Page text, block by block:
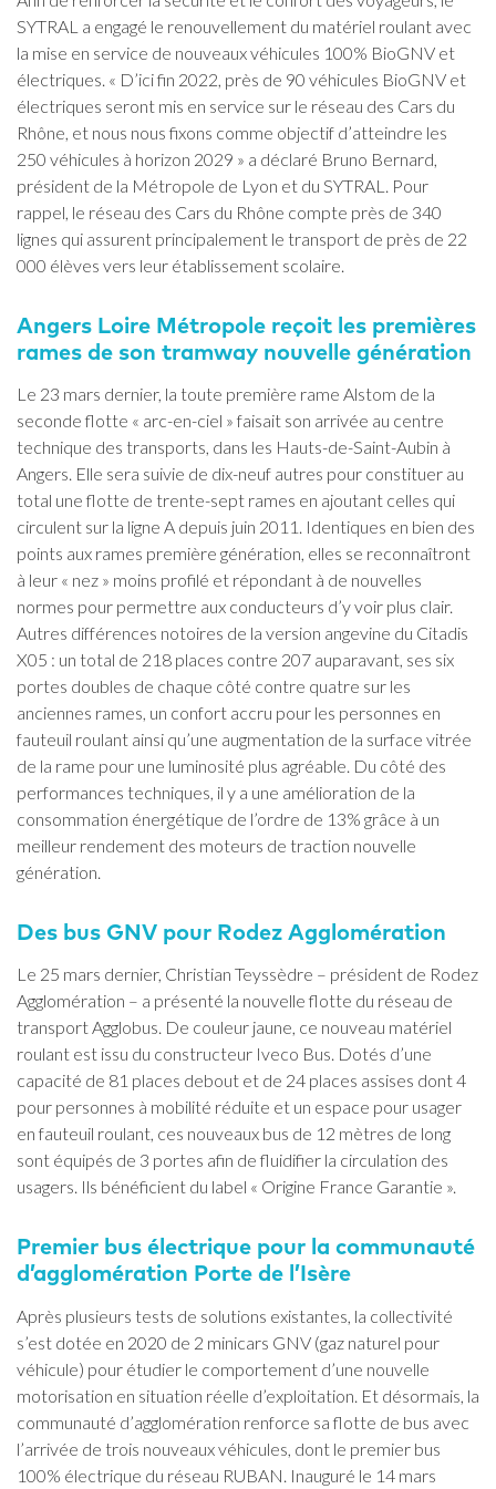
SYTRAL a engagé le renouvellement du matériel roulant avec
la mise en service de nouveaux véhicules 100% BioGNV et
électriques. « D’ici fin 2022, près de 90 véhicules BioGNV et
électriques seront mis en service sur le réseau des Cars du
Rhône, et nous nous fixons comme objectif d’atteindre les
250 véhicules à horizon 2029 » a déclaré Bruno Bernard,
président de la Métropole de Lyon et du SYTRAL. Pour
rappel, le réseau des Cars du Rhône compte près de 340
lignes qui assurent principalement le transport de près de 22
000 élèves vers leur établissement scolaire.
Angers Loire Métropole reçoit les premières
rames de son tramway nouvelle génération
Le 23 mars dernier, la toute première rame Alstom de la
seconde flotte « arc-en-ciel » faisait son arrivée au centre
technique des transports, dans les Hauts-de-Saint-Aubin à
Angers. Elle sera suivie de dix-neuf autres pour constituer au
total une flotte de trente-sept rames en ajoutant celles qui
circulent sur la ligne A depuis juin 2011. Identiques en bien des
points aux rames première génération, elles se reconnaîtront
à leur « nez » moins profilé et répondant à de nouvelles
normes pour permettre aux conducteurs d’y voir plus clair.
Autres différences notoires de la version angevine du Citadis
X05 : un total de 218 places contre 207 auparavant, ses six
portes doubles de chaque côté contre quatre sur les
anciennes rames, un confort accru pour les personnes en
fauteuil roulant ainsi qu’une augmentation de la surface vitrée
de la rame pour une luminosité plus agréable. Du côté des
performances techniques, il y a une amélioration de la
consommation énergétique de l’ordre de 13% grâce à un
meilleur rendement des moteurs de traction nouvelle
génération.
Des bus GNV pour Rodez Agglomération
Le 25 mars dernier, Christian Teyssèdre – président de Rodez
Agglomération – a présenté la nouvelle flotte du réseau de
transport Agglobus. De couleur jaune, ce nouveau matériel
roulant est issu du constructeur Iveco Bus. Dotés d’une
capacité de 81 places debout et de 24 places assises dont 4
pour personnes à mobilité réduite et un espace pour usager
en fauteuil roulant, ces nouveaux bus de 12 mètres de long
sont équipés de 3 portes afin de fluidifier la circulation des
usagers. Ils bénéficient du label « Origine France Garantie ».
Premier bus électrique pour la communauté
d’agglomération Porte de l’Isère
Après plusieurs tests de solutions existantes, la collectivité
s’est dotée en 2020 de 2 minicars GNV (gaz naturel pour
véhicule) pour étudier le comportement d’une nouvelle
motorisation en situation réelle d’exploitation. Et désormais, la
communauté d’agglomération renforce sa flotte de bus avec
l’arrivée de trois nouveaux véhicules, dont le premier bus
100% électrique du réseau RUBAN. Inauguré le 14 mars